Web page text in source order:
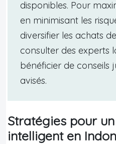
disponibles. Pour
en minimisant les
diversifier les achats
consulter des experts
bénéficier de conseils
avisés.
Stratégies pour
intelligent en